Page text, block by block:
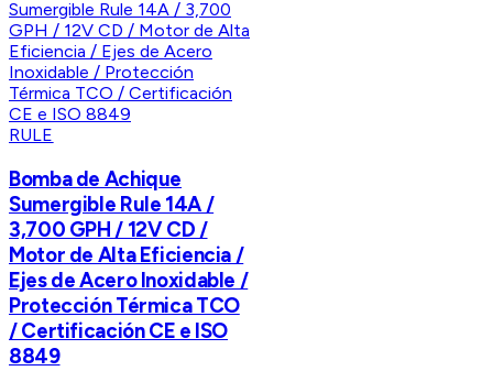
RULE
Bomba de Achique
Sumergible Rule 14A /
3,700 GPH / 12V CD /
Motor de Alta Eficiencia /
Ejes de Acero Inoxidable /
Protección Térmica TCO
/ Certificación CE e ISO
8849